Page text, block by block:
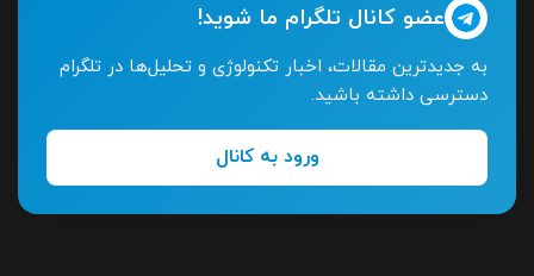
عضو کانال تلگرام ما شوید!
به جدیدترین مقالات، اخبار تکنولوژی و تحلیل‌ها در تلگرام
دسترسی داشته باشید.
ورود به کانال